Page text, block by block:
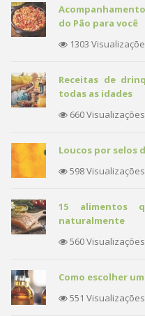
do Pão para você
1303
Receitas de
todas as idades
660 Visualizações
Loucos por selos
598 Visualizações
15 alimentos
naturalmente
560 Visualizações
Como escolher
551 Visualizações